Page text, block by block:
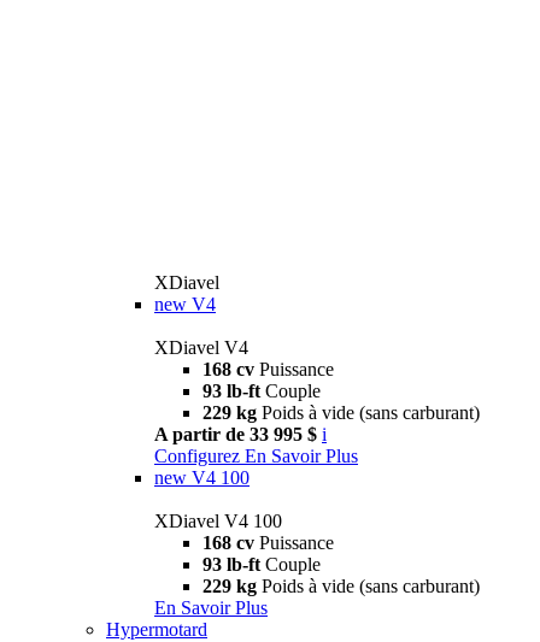
XDiavel
new V4
XDiavel V4
168 cv Puissance
93 lb-ft Couple
229 kg Poids à vide (sans carburant)
A partir de 33 995 $ i
Configurez En Savoir Plus
new V4 100
XDiavel V4 100
168 cv Puissance
93 lb-ft Couple
229 kg Poids à vide (sans carburant)
En Savoir Plus
Hypermotard